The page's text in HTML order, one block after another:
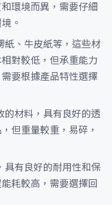
環境而異，需要仔細
。
紙、牛皮紙等，這些材
對較低，但承重能力
要根據產品特性選擇
的材料，具有良好的透
但重量較重，易碎，
具有良好的耐用性和保
耗較高，需要選擇回